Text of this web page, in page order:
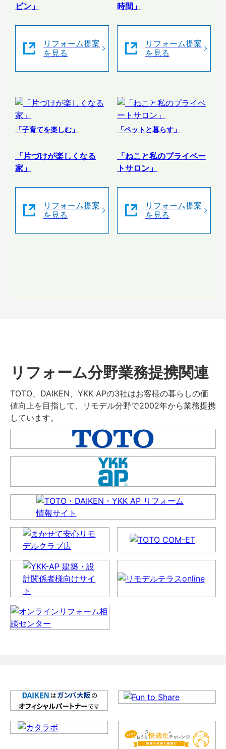
ビン」
リフォーム提案
を見る
時間」
リフォーム提案
を見る
「子育てを楽しむ」
「片づけが楽しくなる
家」
リフォーム提案
を見る
「ペットと暮らす」
「ねこと私のプライベー
トサロン」
リフォーム提案
を見る
リフォーム分野業務提携関連
TOTO、DAIKEN、YKK APの3社はお客様の暮らしの価
値向上を目指して、リモデル分野で2002年から業務提携
しています。